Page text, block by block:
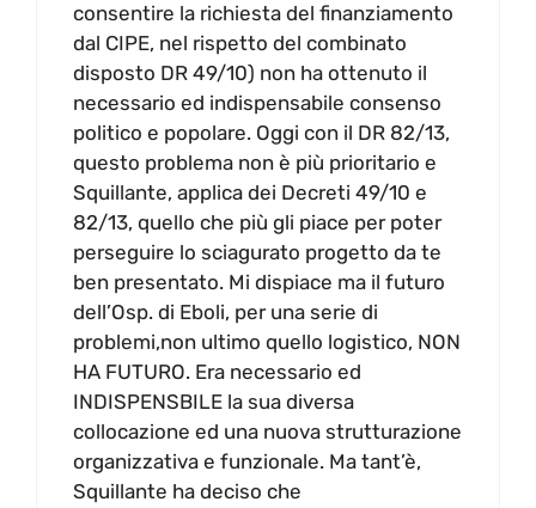
consentire la richiesta del finanziamento
dal CIPE, nel rispetto del combinato
disposto DR 49/10) non ha ottenuto il
necessario ed indispensabile consenso
politico e popolare. Oggi con il DR 82/13,
questo problema non è più prioritario e
Squillante, applica dei Decreti 49/10 e
82/13, quello che più gli piace per poter
perseguire lo sciagurato progetto da te
ben presentato. Mi dispiace ma il futuro
dell’Osp. di Eboli, per una serie di
problemi,non ultimo quello logistico, NON
HA FUTURO. Era necessario ed
INDISPENSBILE la sua diversa
collocazione ed una nuova strutturazione
organizzativa e funzionale. Ma tant’è,
Squillante ha deciso che